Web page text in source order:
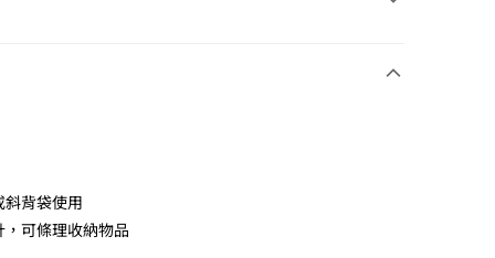
斜背袋使用
可條理收納物品